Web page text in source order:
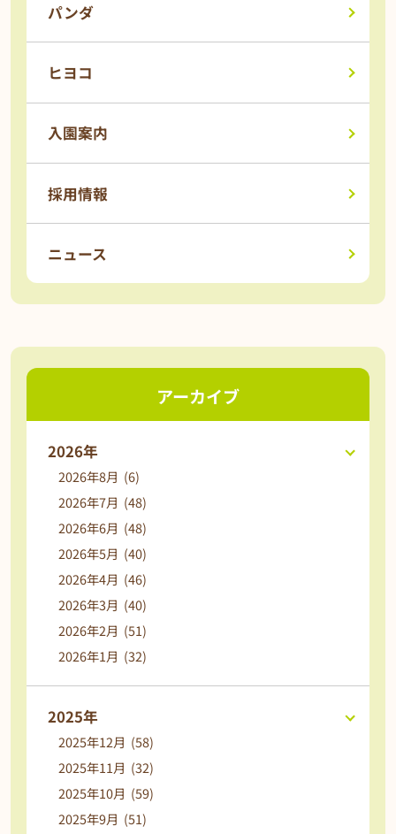
パンダ
ヒヨコ
入園案内
採用情報
ニュース
アーカイブ
2026年
2026年8月 (6)
2026年7月 (48)
2026年6月 (48)
2026年5月 (40)
2026年4月 (46)
2026年3月 (40)
2026年2月 (51)
2026年1月 (32)
2025年
2025年12月 (58)
2025年11月 (32)
2025年10月 (59)
2025年9月 (51)